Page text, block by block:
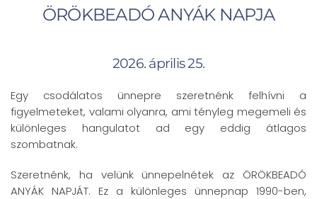
ÖRÖKBEADÓ ANYÁK NAPJA
2026. április 25.
Egy csodálatos ünnepre szeretnénk felhívni a
figyelmeteket, valami olyanra, ami tényleg megemeli és
különleges hangulatot ad egy eddig átlagos
szombatnak.
Szeretnénk, ha velünk ünnepelnétek az ÖRÖKBEADÓ
ANYÁK NAPJÁT. Ez a különleges ünnepnap 1990-ben,